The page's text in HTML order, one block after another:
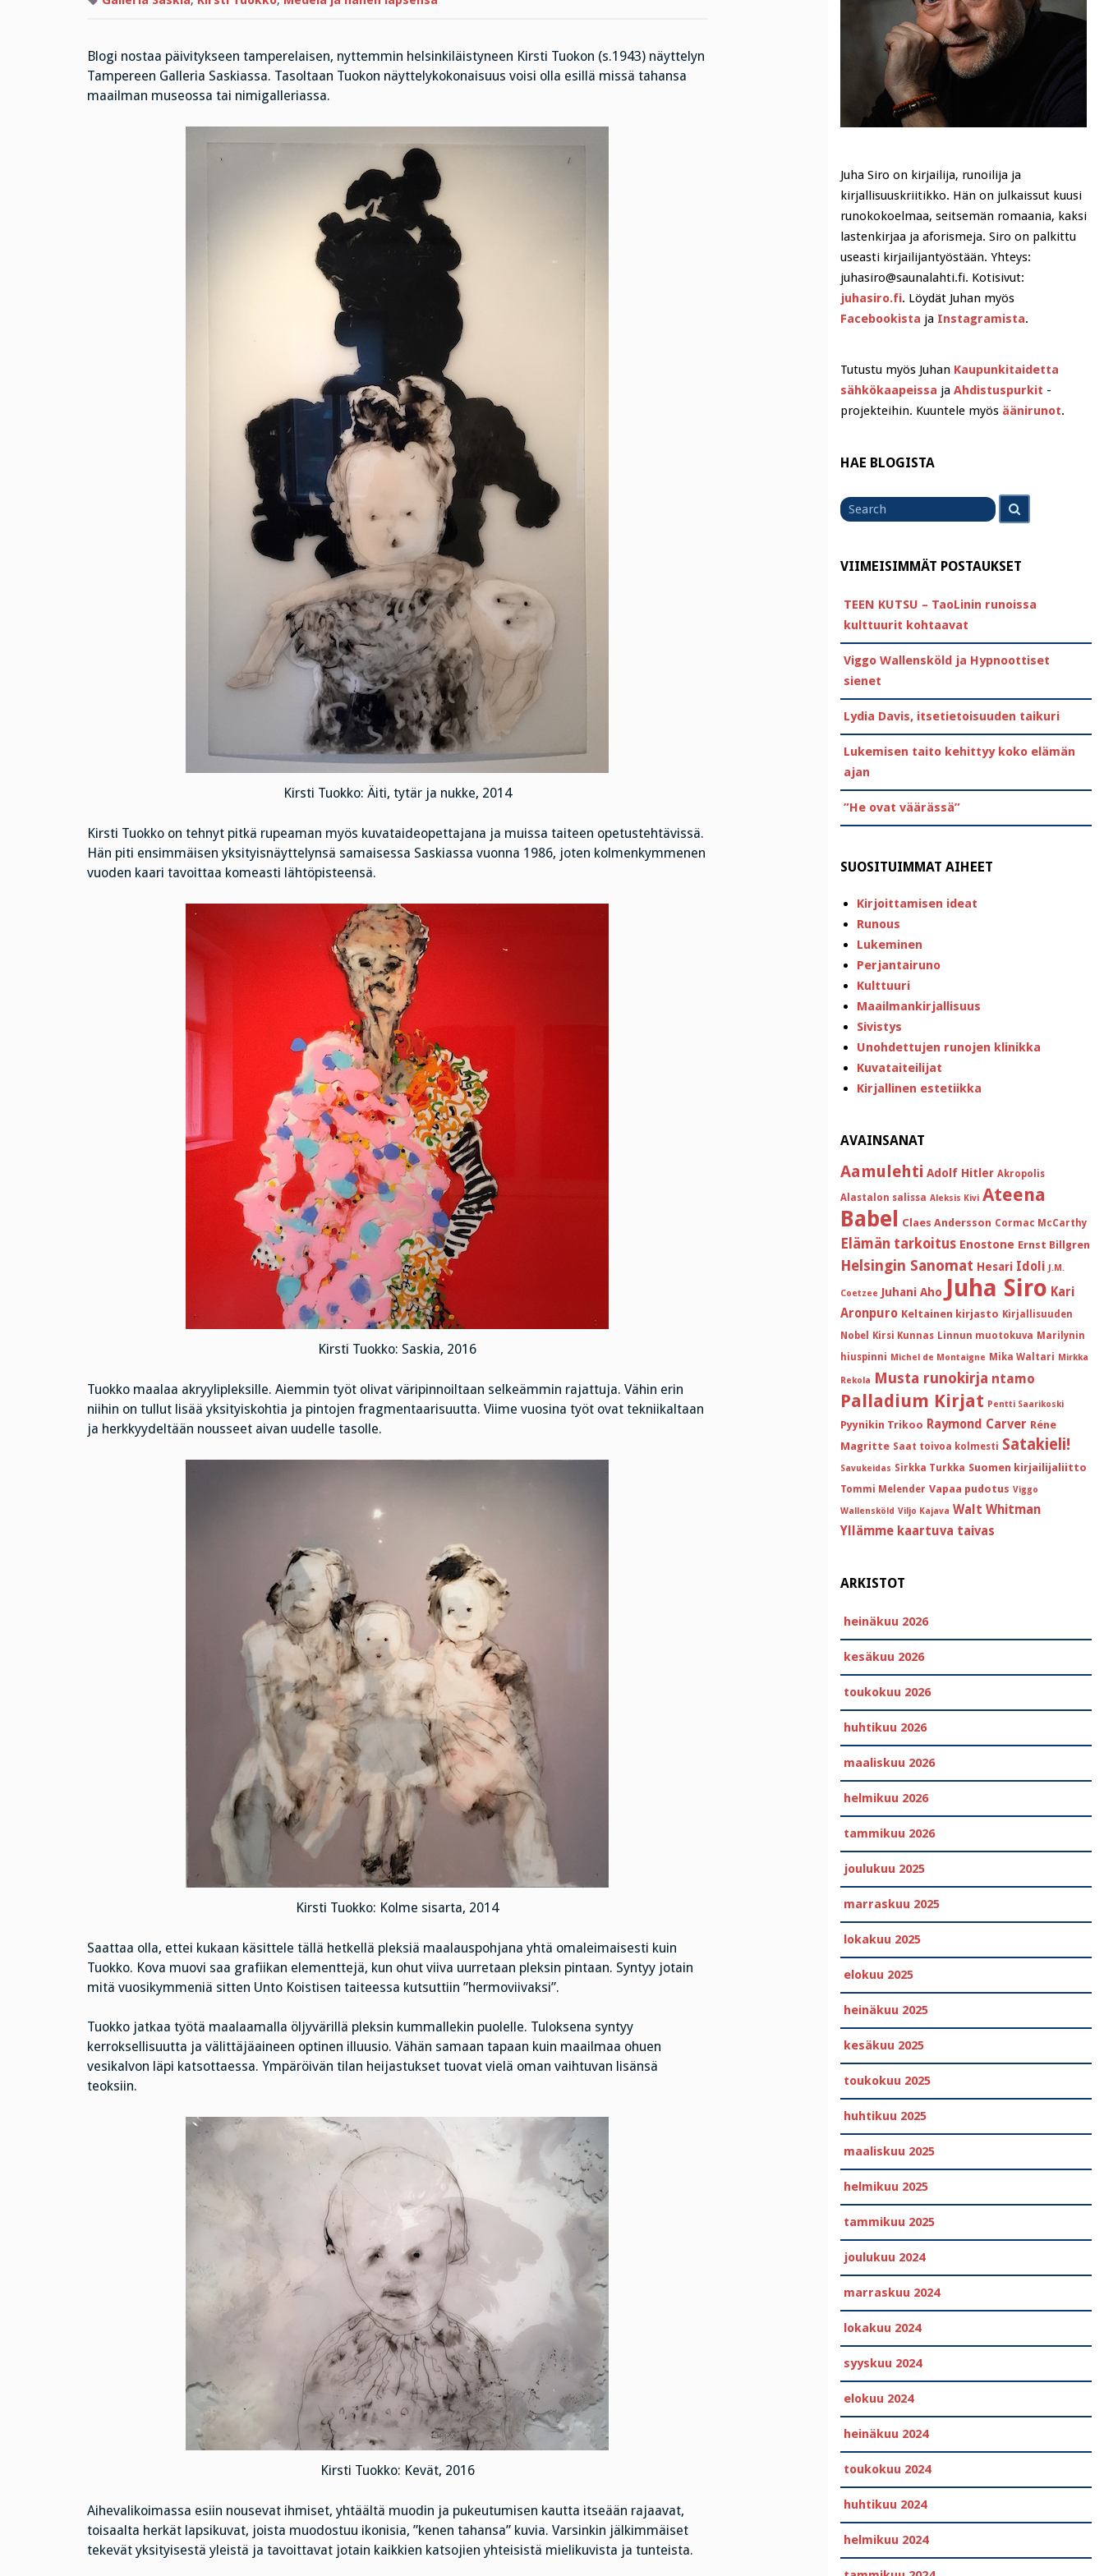
Blogi nostaa päivitykseen tamperelaisen, nyttemmin helsinkiläistyneen Kirsti Tuokon (s.1943) näyttelyn
Tampereen Galleria Saskiassa. Tasoltaan Tuokon näyttelykokonaisuus voisi olla esillä missä tahansa
maailman museossa tai nimigalleriassa.
Kirsti Tuokko: Äiti, tytär ja nukke, 2014
Kirsti Tuokko on tehnyt pitkä rupeaman myös kuvataideopettajana ja muissa taiteen opetustehtävissä.
Hän piti ensimmäisen yksityisnäyttelynsä samaisessa Saskiassa vuonna 1986, joten kolmenkymmenen
vuoden kaari tavoittaa komeasti lähtöpisteensä.
Kirsti Tuokko: Saskia, 2016
Tuokko maalaa akryylipleksille. Aiemmin työt olivat väripinnoiltaan selkeämmin rajattuja. Vähin erin
niihin on tullut lisää yksityiskohtia ja pintojen fragmentaarisuutta. Viime vuosina työt ovat tekniikaltaan
ja herkkyydeltään nousseet aivan uudelle tasolle.
Kirsti Tuokko: Kolme sisarta, 2014
Saattaa olla, ettei kukaan käsittele tällä hetkellä pleksiä maalauspohjana yhtä omaleimaisesti kuin
Tuokko. Kova muovi saa grafiikan elementtejä, kun ohut viiva uurretaan pleksin pintaan. Syntyy jotain
mitä vuosikymmeniä sitten Unto Koistisen taiteessa kutsuttiin ”hermoviivaksi”.
Tuokko jatkaa työtä maalaamalla öljyvärillä pleksin kummallekin puolelle. Tuloksena syntyy
kerroksellisuutta ja välittäjäaineen optinen illuusio. Vähän samaan tapaan kuin maailmaa ohuen
vesikalvon läpi katsottaessa. Ympäröivän tilan heijastukset tuovat vielä oman vaihtuvan lisänsä
teoksiin.
Kirsti Tuokko: Kevät, 2016
Aihevalikoimassa esiin nousevat ihmiset, yhtäältä muodin ja pukeutumisen kautta itseään rajaavat,
toisaalta herkät lapsikuvat, joista muodostuu ikonisia, ”kenen tahansa” kuvia. Varsinkin jälkimmäiset
tekevät yksityisestä yleistä ja tavoittavat jotain kaikkien katsojien yhteisistä mielikuvista ja tunteista.
Juha Siro on kirjailija, runoilija ja
kirjallisuuskriitikko. Hän on julkaissut kuusi
runokokoelmaa, seitsemän romaania, kaksi
lastenkirjaa ja aforismeja. Siro on palkittu
useasti kirjailijantyöstään. Yhteys:
juhasiro@saunalahti.fi. Kotisivut:
juhasiro.fi. Löydät Juhan myös
Facebookista ja Instagramista.
Tutustu myös Juhan Kaupunkitaidetta
sähkökaapeissa ja Ahdistuspurkit -
projekteihin. Kuuntele myös äänirunot.
HAE BLOGISTA
for
VIIMEISIMMÄT POSTAUKSET
TEEN KUTSU – TaoLinin runoissa
kulttuurit kohtaavat
Viggo Wallensköld ja Hypnoottiset
sienet
Lydia Davis, itsetietoisuuden taikuri
Lukemisen taito kehittyy koko elämän
ajan
”He ovat väärässä”
SUOSITUIMMAT AIHEET
Kirjoittamisen ideat
Runous
Lukeminen
Perjantairuno
Kulttuuri
Maailmankirjallisuus
Sivistys
Unohdettujen runojen klinikka
Kuvataiteilijat
Kirjallinen estetiikka
AVAINSANAT
Aamulehti Adolf Hitler Akropolis
Alastalon salissa Aleksis Kivi Ateena
Babel Claes Andersson Cormac McCarthy
Elämän tarkoitus Enostone Ernst Billgren
Helsingin Sanomat Hesari Idoli J.M.
Coetzee Juhani Aho Juha Siro Kari
Aronpuro Keltainen kirjasto Kirjallisuuden
Nobel
Kirsi Kunnas Linnun muotokuva Marilynin
hiuspinni Michel de Montaigne Mika Waltari Mirkka
Rekola Musta runokirja ntamo
Palladium Kirjat Pentti Saarikoski
Pyynikin Trikoo Raymond Carver Réne
Magritte Saat toivoa kolmesti Satakieli!
Savukeidas Sirkka Turkka Suomen kirjailijaliitto
Tommi Melender Vapaa pudotus Viggo
Wallensköld Viljo Kajava Walt Whitman
Yllämme kaartuva taivas
ARKISTOT
heinäkuu 2026
kesäkuu 2026
toukokuu 2026
huhtikuu 2026
maaliskuu 2026
helmikuu 2026
tammikuu 2026
joulukuu 2025
marraskuu 2025
lokakuu 2025
elokuu 2025
heinäkuu 2025
kesäkuu 2025
toukokuu 2025
huhtikuu 2025
maaliskuu 2025
helmikuu 2025
tammikuu 2025
joulukuu 2024
marraskuu 2024
lokakuu 2024
syyskuu 2024
elokuu 2024
heinäkuu 2024
toukokuu 2024
huhtikuu 2024
helmikuu 2024